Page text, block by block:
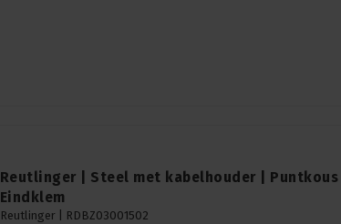
Reutlinger | Steel met kabelhouder | Puntkous |
Eindklem
Reutlinger | RDBZ03001502